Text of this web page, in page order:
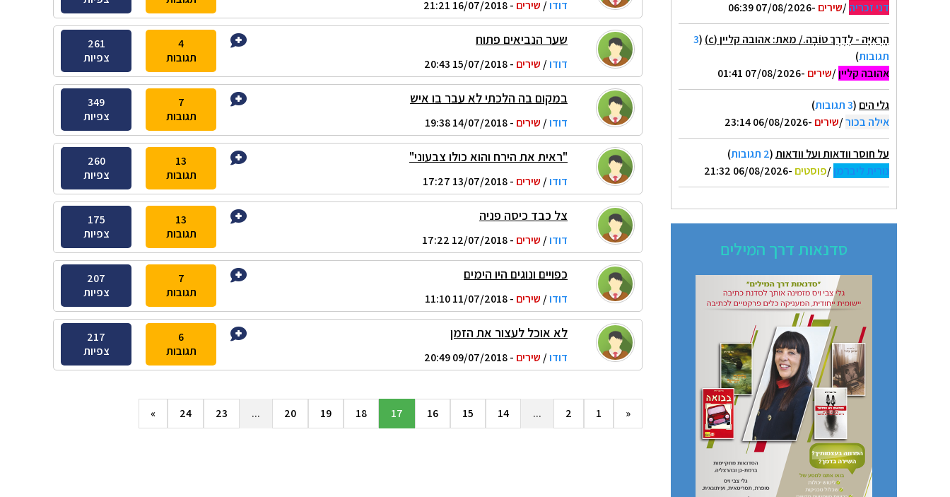
דני זכריה/שירים -07/08/2026 06:39
הָרְאִיָּה - לְדֶרֶךְ טוֹבָה./ מאת: אהובה קליין (c) (
3
תגובות)
אהובה קליין/שירים -07/08/2026 01:41
גלי הים (3 תגובות
)
אילה בכור/שירים -06/08/2026 23:14
על חוסר וודאות ועל וודאות(2 תגובות
)
נורית ליברמן/פוסטים -06/08/2026 21:32
סדנאות דרך המילים
דודו/שירים - 16/07/2018 21:21
שער הנביאים פתוח
דודו/שירים - 15/07/2018 20:43
4
תגובות
261
צפיות
במקום בה הלכתי לא עבר בו איש
דודו/שירים - 14/07/2018 19:38
7
תגובות
349
צפיות
"ראית את הירח והוא כולו צבעוני"
דודו/שירים - 13/07/2018 17:27
13
תגובות
260
צפיות
צל כבד כיסה פניה
דודו/שירים - 12/07/2018 17:22
13
תגובות
175
צפיות
כפויים ונוגים היו הימים
דודו/שירים - 11/07/2018 11:10
7
תגובות
207
צפיות
לא אוכל לעצור את הזמן
דודו/שירים - 09/07/2018 20:49
6
תגובות
217
צפיות
«
1
2
...
14
15
16
17
18
19
20
...
23
24
»